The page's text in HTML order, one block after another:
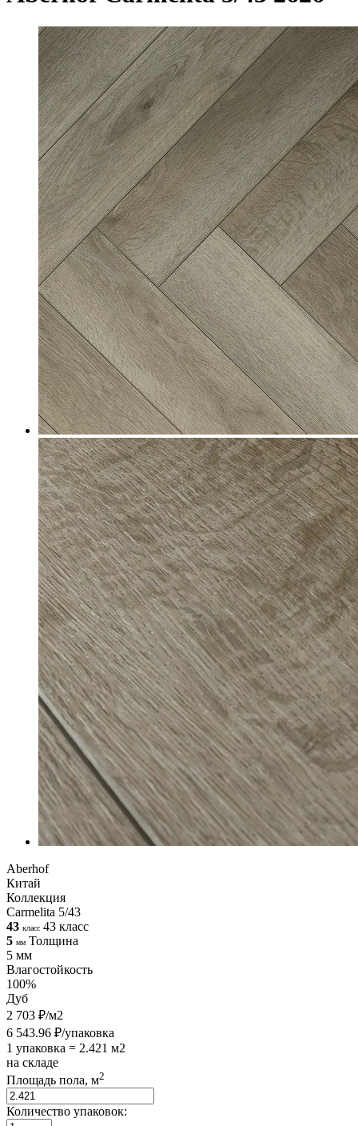
Aberhof
Китай
Коллекция
Carmelita 5/43
43 класс 43 класс
5 мм Толщина
5 мм
Влагостойкость
100%
Дуб
2 703 ₽/м2
6 543.96 ₽/упаковка
1 упаковка = 2.421 м2
на складе
Площадь пола, м2
Количество упаковок: